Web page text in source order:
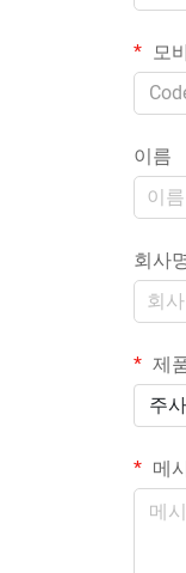
모
이름
회사
제
주
메